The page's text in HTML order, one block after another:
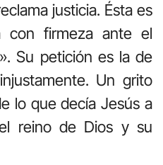
justicia. Ésta es
con firmeza ante el
Su petición es la de
Un grito
lo que decía Jesús a
reino de Dios y su